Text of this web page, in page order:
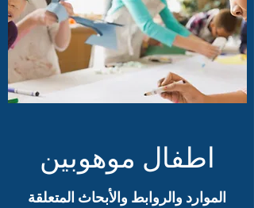
اطفال موهوبين
الموارد والروابط والأبحاث المتعلقة